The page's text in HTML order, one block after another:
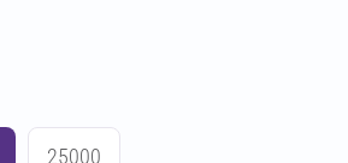
25000